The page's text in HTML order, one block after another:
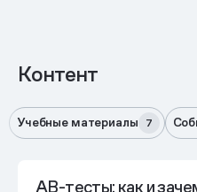
Контент
Учебные материалы 7
AB-тесты: как и